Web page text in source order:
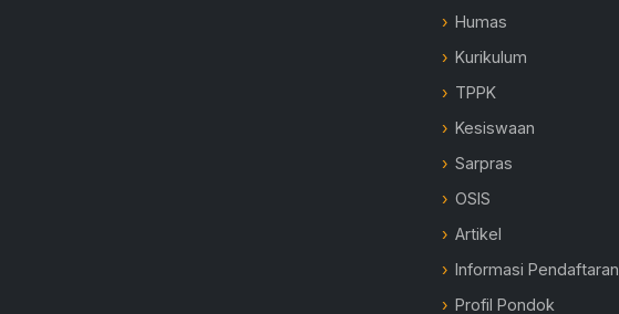
Humas
Kurikulum
TPPK
Kesiswaan
Sarpras
OSIS
Artikel
Informasi Pendaftaran
Profil Pondok